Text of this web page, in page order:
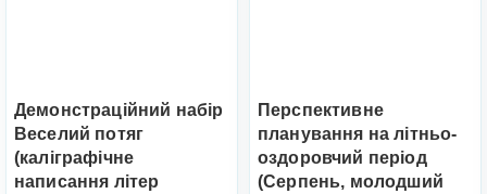
Демонстраційний набір
Веселий потяг
(каліграфічне
написання літер
Перспективне
планування на літньо-
оздоровчий період
(Серпень, молодший